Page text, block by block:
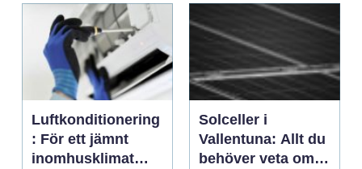
Luftkonditionering
: För ett jämnt
inomhusklimat
Solceller i
Vallentuna: Allt du
behöver veta om